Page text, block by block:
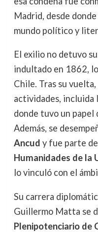
Madrid, desde
mundo político y
El exilio no detuvo
indultado en 1862,
Chile. Tras su
actividades, incluida
donde tuvo un papel
Además, se
Ancud y fue parte
Humanidades de la
lo vinculó con el
Su carrera
Guillermo Matta se
Plenipotenciario de